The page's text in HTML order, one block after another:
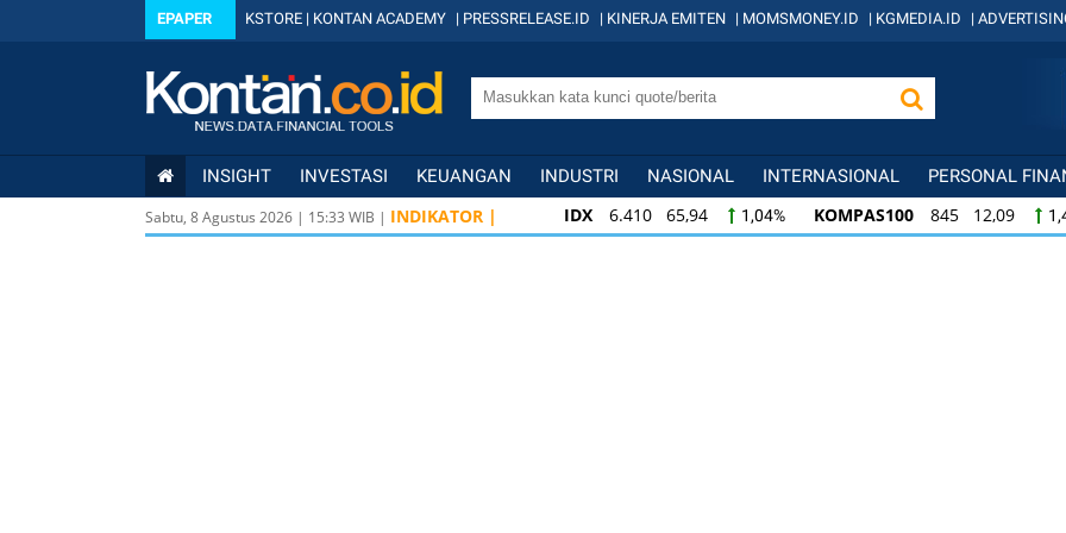
EPAPER KSTORE | KONTAN ACADEMY | PRESSRELEASE.ID | KINERJA EMITEN | MOMSMONEY.ID | KGMEDIA.ID |
INSIGHT INVESTASI KEUANGAN INDUSTRI NASIONAL INTERNASIONAL PERSONAL
Sabtu, 8 Agustus 2026 | 15:33 WIB | INDIKATOR | IDX 6.410 65,94 1,04% KOMPAS100 845 12,09
KOMPAS100
845 12,09 1,45% LQ45 640 9,44